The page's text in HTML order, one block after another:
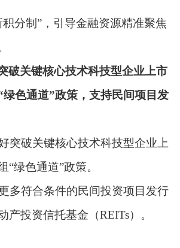
分制”，引导金融资源精准聚焦
破关键核心技术科技型企业上市
绿色通道”政策，支持民间项目发
突破关键核心技术科技型企业上
“绿色通道”政策。
多符合条件的民间投资项目发行
产投资信托基金（REITs）。